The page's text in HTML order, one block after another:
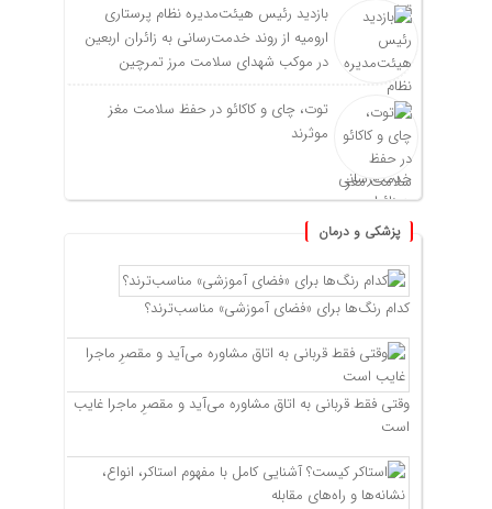
بازدید رئیس هیئت‌مدیره نظام پرستاری
ارومیه از روند خدمت‌رسانی به زائران اربعین
در موکب شهدای سلامت مرز تمرچین
توت، چای و کاکائو در حفظ سلامت مغز
موثرند
پزشکی و درمان
کدام رنگ‌ها برای «فضای آموزشی» مناسب‌ترند؟
وقتی فقط قربانی به اتاق مشاوره می‌آید و مقصرِ ماجرا غایب
است